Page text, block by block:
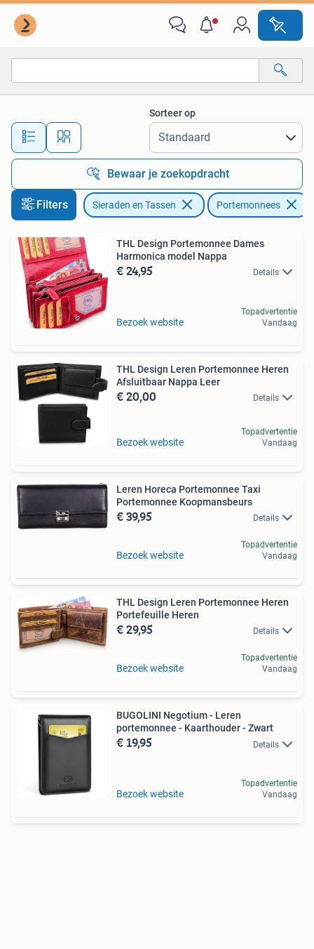
Alle afstanden…
Sorteer op
Bewaar je zoekopdracht
Filters Sieraden en Tassen Portemonnees
THL Design Portemonnee Dames
Harmonica model Nappa
€ 24,95 Details
Bezoek website
Topadvertentie
Vandaag
THL Design Leren Portemonnee Heren
Afsluitbaar Nappa Leer
€ 20,00 Details
Bezoek website
Topadvertentie
Vandaag
Leren Horeca Portemonnee Taxi
Portemonnee Koopmansbeurs
€ 39,95 Details
Bezoek website
Topadvertentie
Vandaag
THL Design Leren Portemonnee Heren
Portefeuille Heren
€ 29,95 Details
Bezoek website
Topadvertentie
Vandaag
BUGOLINI Negotium - Leren
portemonnee - Kaarthouder - Zwart
€ 19,95 Details
Bezoek website
Topadvertentie
Vandaag